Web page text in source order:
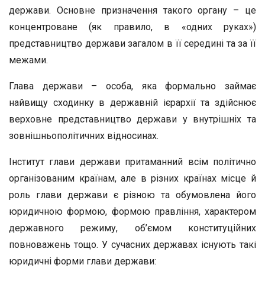
держави. Основне призначення такого органу – це
концентроване (як правило, в «одних руках»)
представництво держави загалом в її середині та за її
межами.
Глава держави – особа, яка формально займає
найвищу сходинку в державній ієрархії та здійснює
верховне представництво держави у внутрішніх та
зовнішньополітичних відносинах.
Інститут глави держави притаманний всім політично
організованим країнам, але в різних країнах місце й
роль глави держави є різною та обумовлена його
юридичною формою, формою правління, характером
державного режиму, об’ємом конституційних
повноважень тощо. У сучасних державах існують такі
юридичні форми глави держави: